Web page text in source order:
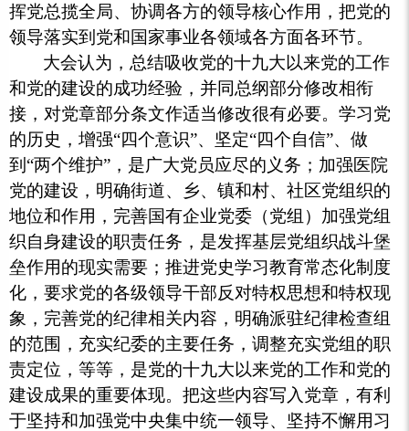
挥党总揽全局、协调各方的领导核心作用，把党的
领导落实到党和国家事业各领域各方面各环节。
大会认为，总结吸收党的十九大以来党的工作
和党的建设的成功经验，并同总纲部分修改相衔
接，对党章部分条文作适当修改很有必要。学习党
的历史，增强“四个意识”、坚定“四个自信”、做
到“两个维护”，是广大党员应尽的义务；加强医院
党的建设，明确街道、乡、镇和村、社区党组织的
地位和作用，完善国有企业党委（党组）加强党组
织自身建设的职责任务，是发挥基层党组织战斗堡
垒作用的现实需要；推进党史学习教育常态化制度
化，要求党的各级领导干部反对特权思想和特权现
象，完善党的纪律相关内容，明确派驻纪律检查组
的范围，充实纪委的主要任务，调整充实党组的职
责定位，等等，是党的十九大以来党的工作和党的
建设成果的重要体现。把这些内容写入党章，有利
于坚持和加强党中央集中统一领导、坚持不懈用习